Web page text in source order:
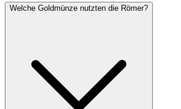
Welche Goldmünze nutzten die Römer?